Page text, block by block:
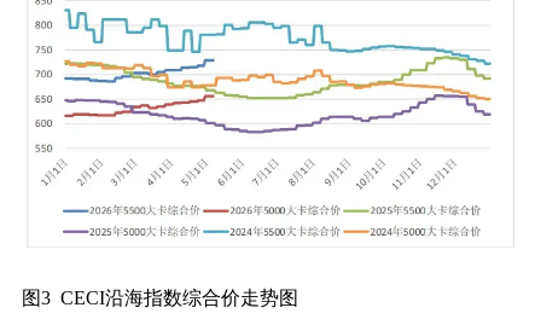
图3 CECI沿海指数综合价走势图